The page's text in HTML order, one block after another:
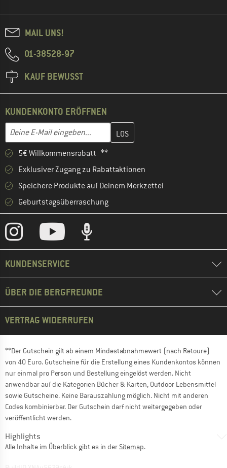
MAIL UNS!
01-38528-97
KAUF BEWUSST
KUNDENKONTO ERÖFFNEN
E-Mail-Adresse
Gib hier deine E-Mail-Adresse ein und erstelle im nächsten
5€ Willkommensrabatt **
Exklusiver Zugang zu Rabattaktionen
Speichere Produkte auf Deinem Merkzettel
Geburtstagsüberraschung
KUNDENSERVICE
ÜBER DIE BERGFREUNDE
VERTRAG WIDERRUFEN
**Der Gutschein gilt ab einem Mindestabnahmewert (nach Retoure)
von 40 Euro. Gutscheine für die Erstellung eines Kundenkontos können
nur einmal pro Person und Bestellung eingelöst werden. Nicht
anwendbar auf die Kategorien Bücher & Karten, Outdoor Lebensmittel
sowie Gutscheine. Keine Barauszahlung möglich. Nicht mit anderen
Codes kombinierbar. Der Gutschein darf nicht weitergegeben oder
veröffentlicht werden.
Highlights
Alle Inhalte im Überblick gibt es in der Sitemap.